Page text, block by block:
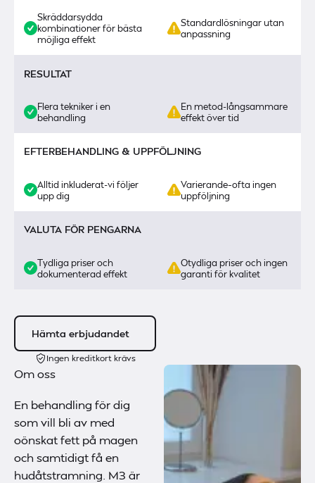
Skräddarsydda
kombinationer för bästa
möjliga effekt
Standardlösningar utan
anpassning
RESULTAT
Flera tekniker i en
behandling
En metod-långsammare
effekt över tid
EFTERBEHANDLING & UPPFÖLJNING
Alltid inkluderat-vi följer
upp dig
Varierande–ofta ingen
uppföljning
VALUTA FÖR PENGARNA
Tydliga priser och
dokumenterad effekt
Otydliga priser och ingen
garanti för kvalitet
Hämta erbjudandet
Ingen kreditkort krävs
Om oss
En behandling för dig
som vill bli av med
oönskat fett på magen
och samtidigt få en
hudåtstramning. M3 är